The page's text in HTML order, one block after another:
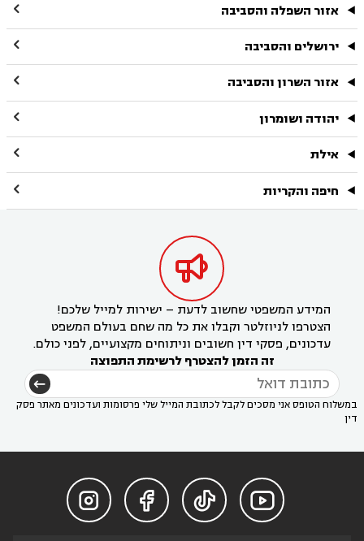
אזור השפלה והסביבה 
ירושלים והסביבה 
אזור השרון והסביבה 
יהודה ושומרון 
אילת 
חיפה והקריות 

המידע המשפטי שחשוב לדעת – ישירות למייל שלכם!
הצטרפו לניוזלטר וקבלו את כל מה שחם בעולם המשפט
עדכונים, פסקי דין חשובים וניתוחים מקצועיים, לפני כולם.
זה הזמן להצטרף לרשימת התפוצה
במשלוח הטופס אני מסכים לקבל לכתובת המייל שלי פרסומות ועדכונים מאתר פסק
דין



